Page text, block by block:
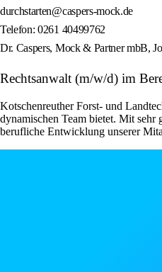
durchstarten@caspers-mock.de
Telefon: 0261 40499762
Dr. Caspers, Mock & Partner mbB,
Rechtsanwalt (m/w/d) im
Kotschenreuther Forst- und
dynamischen Team bietet. Mit
berufliche Entwicklung unserer